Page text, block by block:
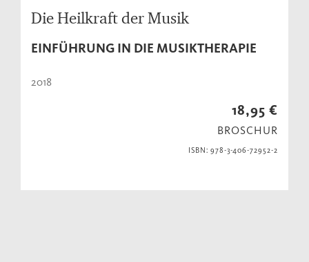
Die Heilkraft der Musik
EINFÜHRUNG IN DIE MUSIKTHERAPIE
2018
18,95 €
BROSCHUR
ISBN: 978-3-406-72952-2